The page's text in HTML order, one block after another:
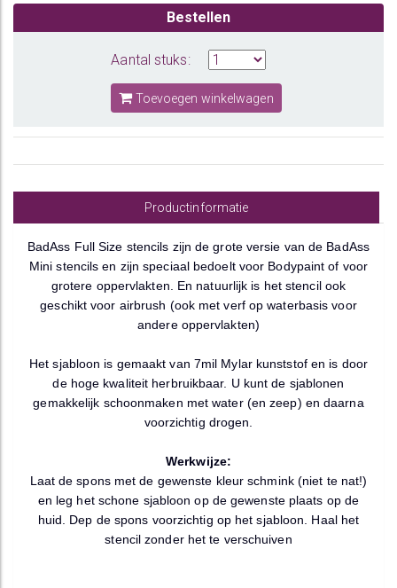
Bestellen
Aantal stuks:
Toevoegen winkelwagen
Productinformatie
BadAss Full Size stencils zijn de grote versie van de BadAss
Mini stencils en zijn speciaal bedoelt voor Bodypaint of voor
grotere oppervlakten. En natuurlijk is het stencil ook
geschikt voor airbrush (ook met verf op waterbasis voor
andere oppervlakten)
Het sjabloon is gemaakt van 7mil Mylar kunststof en is door
de hoge kwaliteit herbruikbaar. U kunt de sjablonen
gemakkelijk schoonmaken met water (en zeep) en daarna
voorzichtig drogen.
Werkwijze:
Laat de spons met de gewenste kleur schmink (niet te nat!)
en leg het schone sjabloon op de gewenste plaats op de
huid. Dep de spons voorzichtig op het sjabloon. Haal het
stencil zonder het te verschuiven